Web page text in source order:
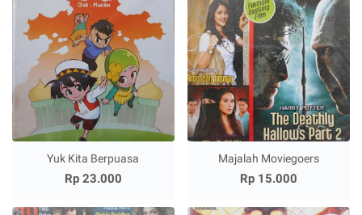
Yuk Kita Berpuasa
Rp 23.000
Majalah Moviegoers
Rp 15.000